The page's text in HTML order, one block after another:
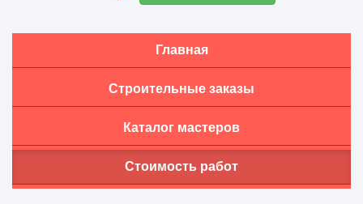
Главная
Строительные заказы
Каталог мастеров
Стоимость работ